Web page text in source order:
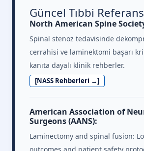
Güncel Tıbbi
North American Spine
Spinal stenoz tedavisinde
cerrahisi ve laminektomi başarı
kanıta dayalı klinik rehberler.
[NASS Rehberleri →]
American Association of
Surgeons (AANS):
Laminectomy and spinal fusion:
outcomes and patient safety